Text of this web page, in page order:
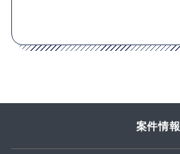
案件情報